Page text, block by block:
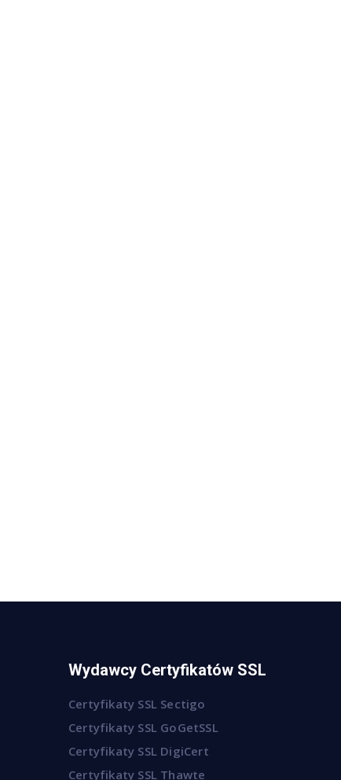
Wydawcy Certyfikatów SSL
Certyfikaty SSL Sectigo
Certyfikaty SSL GoGetSSL
Certyfikaty SSL DigiCert
Certyfikaty SSL Thawte